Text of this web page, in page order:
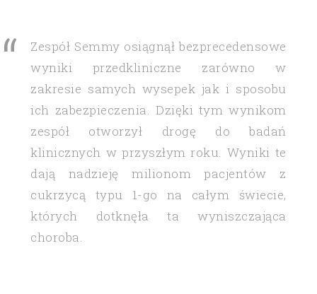
Zespół Semmy osiągnął bezprecedensowe
wyniki przedkliniczne zarówno w
zakresie samych wysepek jak i sposobu
ich zabezpieczenia. Dzięki tym wynikom
zespół otworzył drogę do badań
klinicznych w przyszłym roku. Wyniki te
dają nadzieję milionom pacjentów z
cukrzycą typu 1-go na całym świecie,
których dotknęła ta wyniszczająca
choroba.